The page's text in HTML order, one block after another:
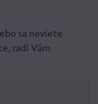
sa neviete
radi Vám